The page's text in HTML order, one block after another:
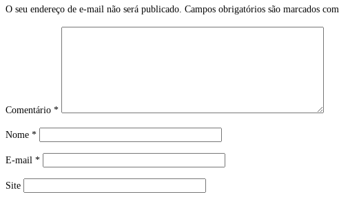
O seu endereço de e-mail não será publicado. Campos obrigatórios são marcados com
Comentário *
Nome *
E-mail *
Site